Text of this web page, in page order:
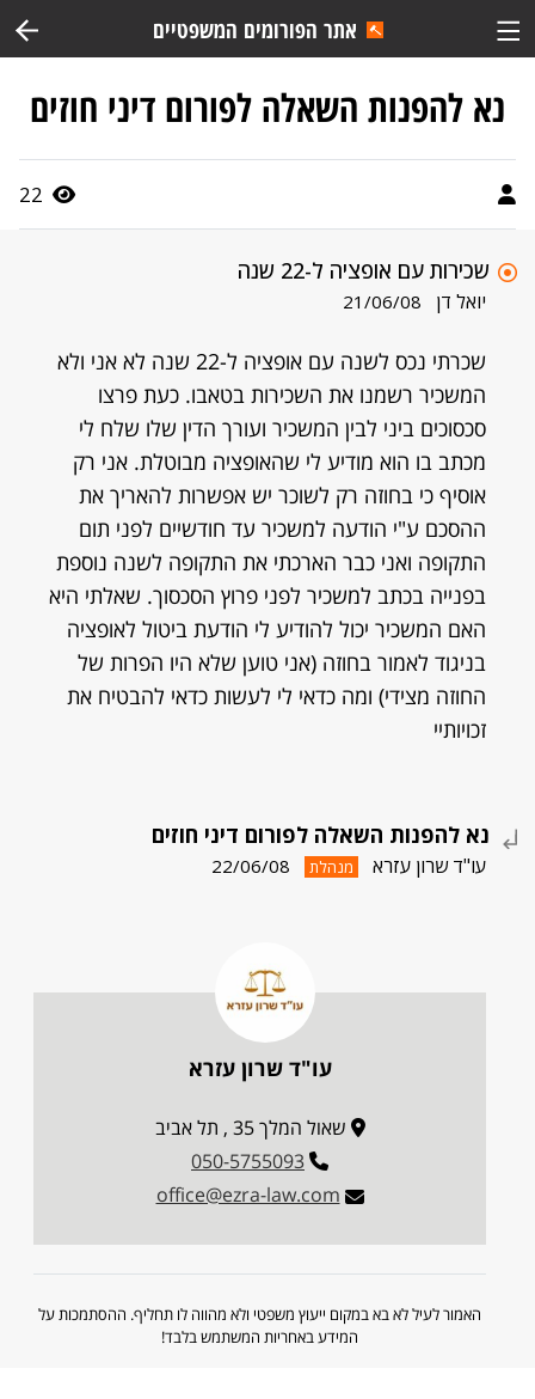
אתר הפורומים המשפטיים
נא להפנות השאלה לפורום דיני חוזים
22
שכירות עם אופציה ל-22 שנה
יואל דן 21/06/08
שכרתי נכס לשנה עם אופציה ל-22 שנה לא אני ולא
המשכיר רשמנו את השכירות בטאבו. כעת פרצו
סכסוכים ביני לבין המשכיר ועורך הדין שלו שלח לי
מכתב בו הוא מודיע לי שהאופציה מבוטלת. אני רק
אוסיף כי בחוזה רק לשוכר יש אפשרות להאריך את
ההסכם ע"י הודעה למשכיר עד חודשיים לפני תום
התקופה ואני כבר הארכתי את התקופה לשנה נוספת
בפנייה בכתב למשכיר לפני פרוץ הסכסוך. שאלתי היא
האם המשכיר יכול להודיע לי הודעת ביטול לאופציה
בניגוד לאמור בחוזה (אני טוען שלא היו הפרות של
החוזה מצידי) ומה כדאי לי לעשות כדאי להבטיח את
זכויותיי
נא להפנות השאלה לפורום דיני חוזים
עו"ד שרון עזרא מנהלת 22/06/08
עו"ד שרון עזרא
שאול המלך 35 , תל אביב
050-5755093
office@ezra-law.com
האמור לעיל לא בא במקום ייעוץ משפטי ולא מהווה לו תחליף. ההסתמכות על
המידע באחריות המשתמש בלבד!